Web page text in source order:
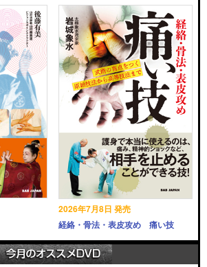
2026年7月8日 発売
経絡・骨法・表皮攻め 痛い技